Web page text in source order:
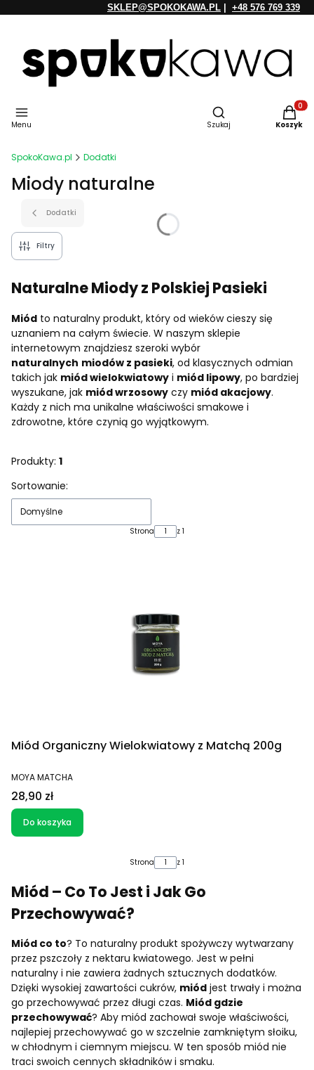
SKLEP@SPOKOKAWA.PL +48 576 769 339
Menu
Otwórz wyszukiwarkę
Szukaj Koszyk
SpokoKawa.pl Dodatki
Miody naturalne
Dodatki
Filtry
Naturalne Miody z Polskiej Pasieki
Miód to naturalny produkt, który od wieków cieszy się
uznaniem na całym świecie. W naszym sklepie
internetowym znajdziesz szeroki wybór
naturalnych miodów z pasieki, od klasycznych odmian
takich jak miód wielokwiatowy i miód lipowy, po bardziej
wyszukane, jak miód wrzosowy czy miód akacjowy.
Każdy z nich ma unikalne właściwości smakowe i
zdrowotne, które czynią go wyjątkowym.
Produkty: 1
Lista produktów
Sortowanie:
Domyślne
Strona z 1
Miód Organiczny Wielokwiatowy z Matchą 200g
PRODUCENT
MOYA MATCHA
Cena
28,90 zł
Do koszyka
Strona z 1
Miód – Co To Jest i Jak Go
Przechowywać?
Miód co to? To naturalny produkt spożywczy wytwarzany
przez pszczoły z nektaru kwiatowego. Jest w pełni
naturalny i nie zawiera żadnych sztucznych dodatków.
Dzięki wysokiej zawartości cukrów, miód jest trwały i można
go przechowywać przez długi czas. Miód gdzie
przechowywać? Aby miód zachował swoje właściwości,
najlepiej przechowywać go w szczelnie zamkniętym słoiku,
w chłodnym i ciemnym miejscu. W ten sposób miód nie
traci swoich cennych składników i smaku.